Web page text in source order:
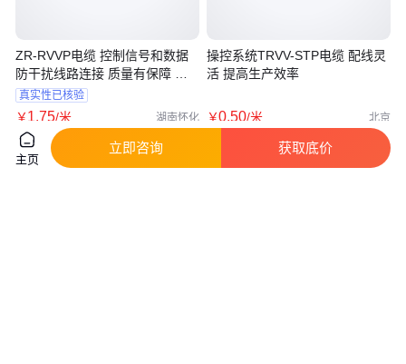
ZR-RVVP电缆 控制信号和数据
防干扰线路连接 质量有保障 丰
旭线缆
真实性已核验
￥1.75/米 湖南怀化
咨询 电话
操控系统TRVV-STP电缆 配线灵
活 提高生产效率
￥0.50/米 北京
电话
主页
立即咨询 获取底价